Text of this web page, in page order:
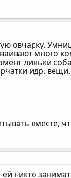
овчарку.
много
линьки
идр. вещи.
вместе,
никто